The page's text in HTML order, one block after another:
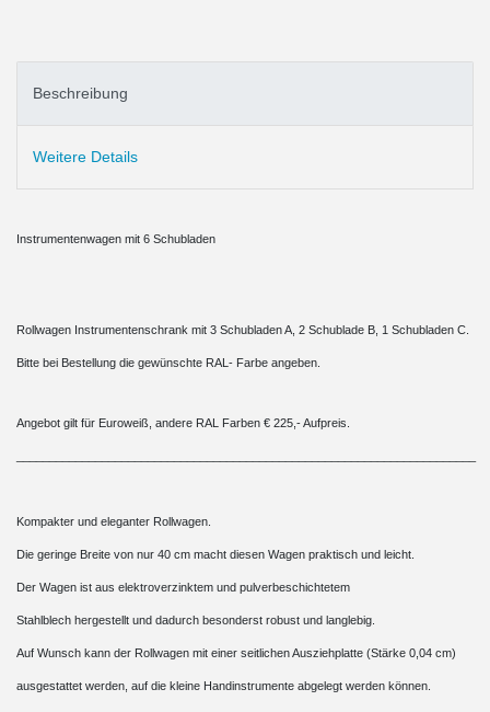
Beschreibung
Weitere Details
Instrumentenwagen mit 6 Schubladen
Rollwagen Instrumentenschrank mit 3 Schubladen A, 2 Schublade B, 1 Schubladen C.
Bitte bei Bestellung die gewünschte RAL- Farbe angeben.
Angebot gilt für Euroweiß, andere RAL Farben € 225,- Aufpreis.
Kompakter und eleganter Rollwagen.
Die geringe Breite von nur 40 cm macht diesen Wagen praktisch und leicht.
Der Wagen ist aus elektroverzinktem und pulverbeschichtetem
Stahlblech hergestellt und dadurch besonderst robust und langlebig.
Auf Wunsch kann der Rollwagen mit einer seitlichen Ausziehplatte (Stärke 0,04 cm)
ausgestattet werden, auf die kleine Handinstrumente abgelegt werden können.